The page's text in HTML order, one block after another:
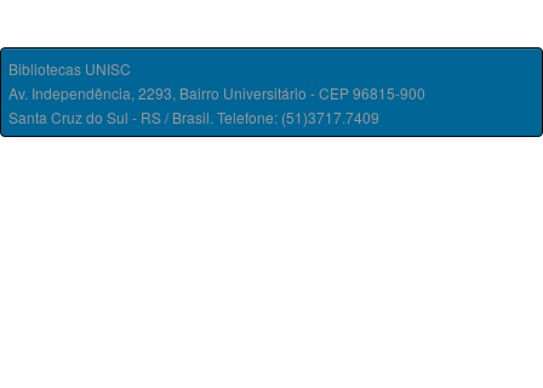
Bibliotecas UNISC
Av. Independência, 2293, Bairro Universitário - CEP 96815-900
Santa Cruz do Sul - RS / Brasil. Telefone: (51)3717.7409